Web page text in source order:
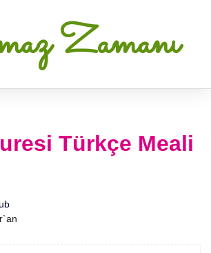
Zamanı
Türkçe Meali